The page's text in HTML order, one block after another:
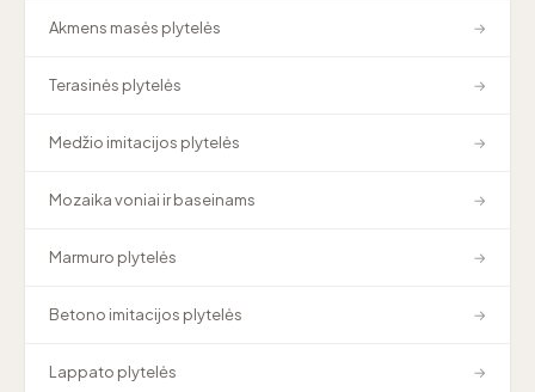
Akmens masės plytelės →
Terasinės plytelės →
Medžio imitacijos plytelės →
Mozaika voniai ir baseinams →
Marmuro plytelės →
Betono imitacijos plytelės →
Lappato plytelės →